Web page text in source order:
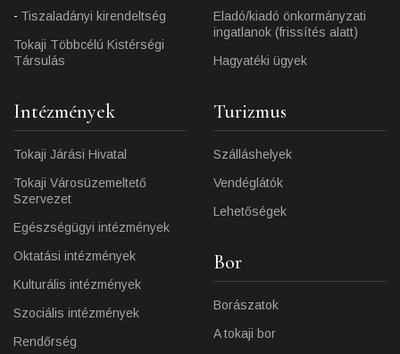
Tiszaladányi kirendeltség
Tokaji Többcélú Kistérségi
Társulás
Eladó/kiadó önkormányzati
ingatlanok (frissítés alatt)
Hagyatéki ügyek
Intézmények
Tokaji Járási Hivatal
Tokaji Városüzemeltető
Szervezet
Egészségügyi intézmények
Oktatási intézmények
Kulturális intézmények
Szociális intézmények
Rendőrség
Turizmus
Szálláshelyek
Vendéglátók
Lehetőségek
Bor
Borászatok
A tokaji bor